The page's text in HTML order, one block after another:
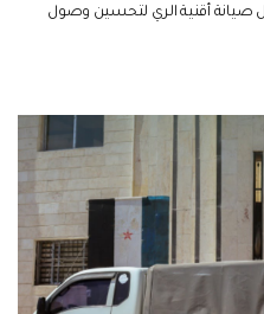
صيانة أقنية الري لتحسين وصول